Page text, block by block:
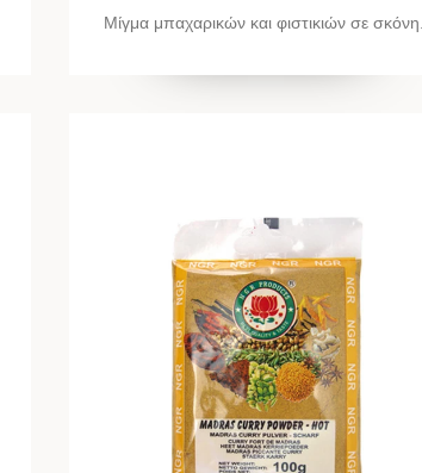
Μίγμα μπαχαρικών και φιστικιών σε σκόνη.